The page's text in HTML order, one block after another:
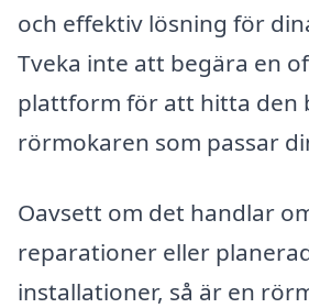
och effektiv lösning för
Tveka inte att begära en
plattform för att hitta den
rörmokaren som passar
Oavsett om det handlar
reparationer eller
installationer, så är en